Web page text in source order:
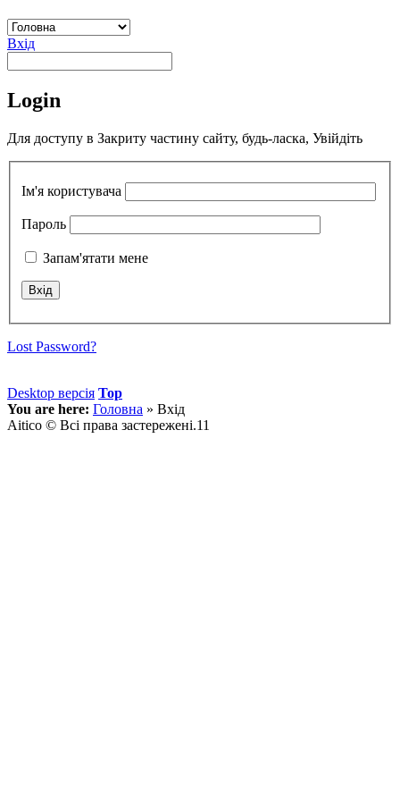
Вхід
Login
Для доступу в Закриту частину сайту, будь-ласка, Увійдіть
Ім'я користувача
Пароль
Запам'ятати мене
Lost Password?
Desktop версія Top
You are here: Головна » Вхід
Aitico © Всі права застережені.11